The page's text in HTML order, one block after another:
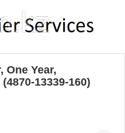
One Year,
13339-160)